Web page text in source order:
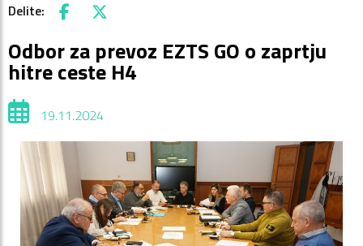
Delite: Facebook
X
Odbor za prevoz EZTS GO o zaprtju
hitre ceste H4
19.11.2024